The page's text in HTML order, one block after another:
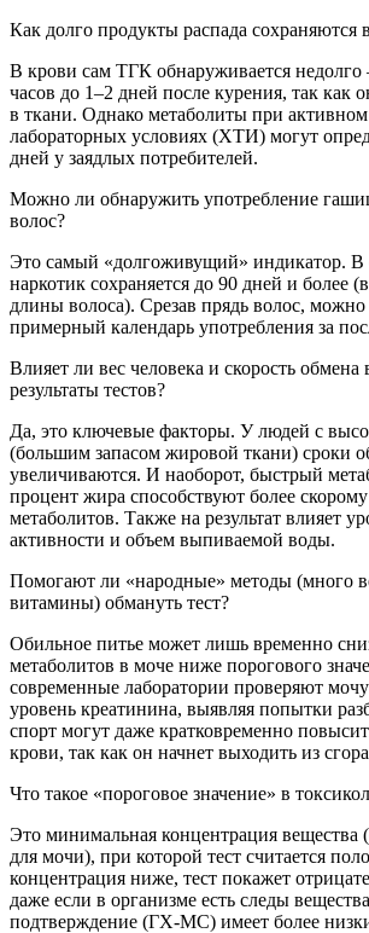
Как долго продукты распада сохраняются
В крови сам ТГК обнаруживается
часов до 1–2 дней после курения, так как
в ткани. Однако метаболиты при
лабораторных условиях (ХТИ) могут
дней у заядлых потребителей.
Можно ли обнаружить употребление
волос?
Это самый «долгоживущий» индикатор. В
наркотик сохраняется до 90 дней и более
длины волоса). Срезав прядь волос, можно
примерный календарь употребления за
Влияет ли вес человека и скорость обмена
результаты тестов?
Да, это ключевые факторы. У людей с
(большим запасом жировой ткани) сроки
увеличиваются. И наоборот, быстрый
процент жира способствуют более
метаболитов. Также на результат влияет
активности и объем выпиваемой воды.
Помогают ли «народные» методы (много
витамины) обмануть тест?
Обильное питье может лишь временно
метаболитов в моче ниже порогового
современные лаборатории проверяют
уровень креатинина, выявляя попытки
спорт могут даже кратковременно
крови, так как он начнет выходить из
Что такое «пороговое значение» в
Это минимальная концентрация вещества
для мочи), при которой тест считается
концентрация ниже, тест покажет
даже если в организме есть следы
подтверждение (ГХ-МС) имеет более